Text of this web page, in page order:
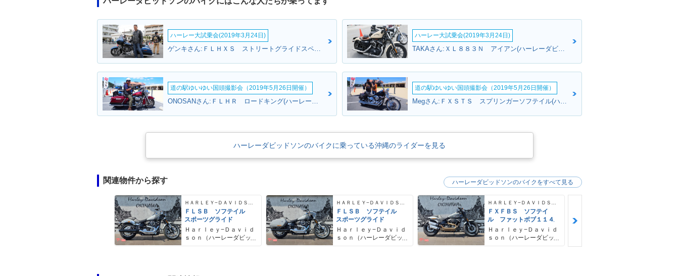
ハーレー大試乗会(2019年3月24日)
ゲンキさん:ＦＬＨＸＳ ストリートグライドスペシャル(ハーレーダビッドソン)
ハーレー大試乗会(2019年3月24日)
TAKAさん:ＸＬ８８３Ｎ アイアン(ハーレーダビッドソン)
道の駅ゆいゆい国頭撮影会（2019年5月26日開催）
ONOSANさん:ＦＬＨＲ ロードキング(ハーレーダビッドソン)
道の駅ゆいゆい国頭撮影会（2019年5月26日開催）
Megさん:ＦＸＳＴＳ スプリンガーソフテイル(ハーレーダビッドソン)
ハーレーダビッドソンのバイクに乗っている沖縄のライダーを見る
関連物件から探す
ＦＬＳＢ ソフテイル
スポーツグライド
Ｈａｒｌｅｙ−Ｄａｖｉｄ
ｓｏｎ（ハーレーダビッ
ＦＬＳＢ ソフテイル
スポーツグライド
Ｈａｒｌｅｙ−Ｄａｖｉｄ
ｓｏｎ（ハーレーダビッ
ＦＸＦＢＳ ソフテイ
ル ファットボブ１１４
Ｈａｒｌｅｙ−Ｄａｖｉｄ
ｓｏｎ（ハーレーダビッ
ハーレーダビッドソンのバイクをすべて見る